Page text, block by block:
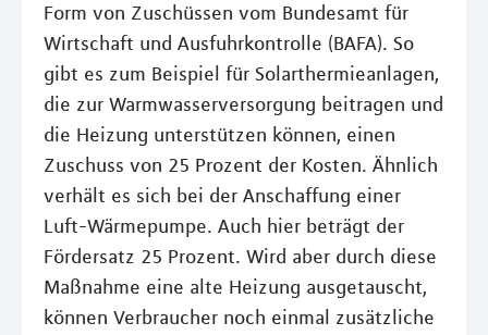
Form von Zuschüssen vom Bundesamt für
Wirtschaft und Ausfuhrkontrolle (BAFA). So
gibt es zum Beispiel für Solarthermieanlagen,
die zur Warmwasserversorgung beitragen und
die Heizung unterstützen können, einen
Zuschuss von 25 Prozent der Kosten. Ähnlich
verhält es sich bei der Anschaffung einer
Luft-Wärmepumpe. Auch hier beträgt der
Fördersatz 25 Prozent. Wird aber durch diese
Maßnahme eine alte Heizung ausgetauscht,
können Verbraucher noch einmal zusätzliche